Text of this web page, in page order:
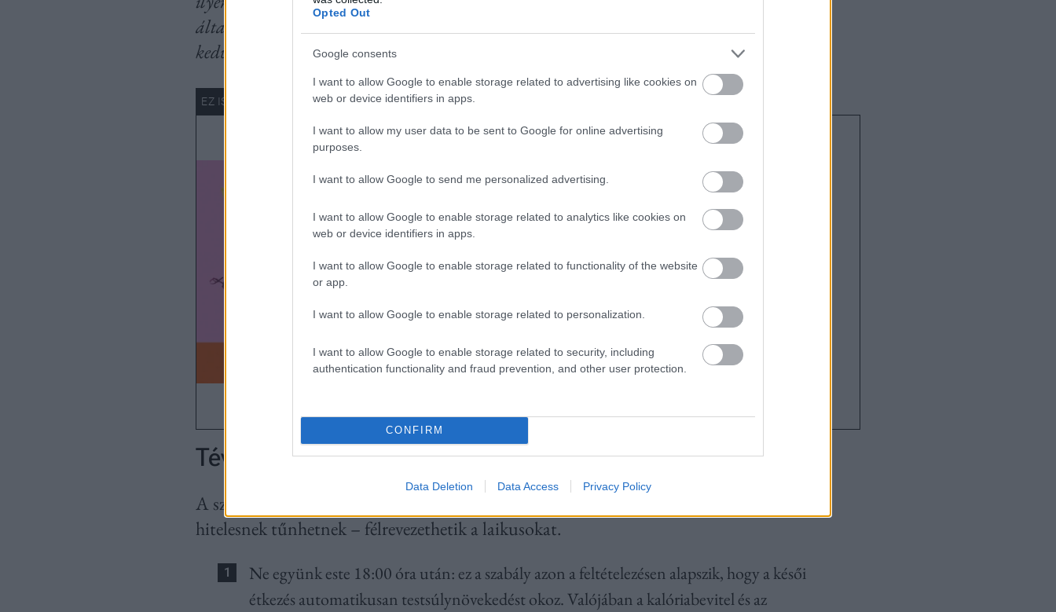
Opted Out
Google consents
I want to allow Google to enable storage related to advertising like cookies on
web or device identifiers in apps.
I want to allow my user data to be sent to Google for online advertising
purposes.
I want to allow Google to send me personalized advertising.
I want to allow Google to enable storage related to analytics like cookies on
web or device identifiers in apps.
I want to allow Google to enable storage related to functionality of the website
or app.
I want to allow Google to enable storage related to personalization.
I want to allow Google to enable storage related to security, including
authentication functionality and fraud prevention, and other user protection.
CONFIRM
Data Deletion Data Access Privacy Policy
általában kevesebb antibiotikumot, hormont alkalmaznak. Ez az élelmiszer minőségét is
kedvezően befolyásolja.”
szorongás biológiája, és az
ezeket övező mítoszok -
beszélgetés dr. Schwab
Richárddal és Sztankovics
Tévhitek
A szakember három gyakran ismételt tévhitet emel ki, amelyek – bár sokak számára
hitelesnek tűnhetnek – félrevezethetik a laikusokat.
Ne együnk este 18:00 óra után: ez a szabály azon a feltételezésen alapszik, hogy a késői
étkezés automatikusan testsúlynövekedést okoz. Valójában a kalóriabevitel és az